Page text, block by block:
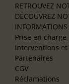
RETROUVEZ
DÉCOUVREZ
INFORMATIONS
Prise en charge
Interventions et
Partenaires
CGV
Réclamations